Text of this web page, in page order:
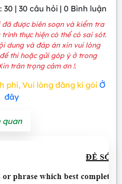
| 30 câu hỏi | 0 Bình luận
được biên soạn và kiểm tra
thực hiện có thể có sai sót.
dung và đáp án xin vui lòng
thi hoặc gửi góp ý ở trong
trân trọng cảm ơn !.
phí, Vui lòng đăng kí gói Ở
đây
Đề liên quan